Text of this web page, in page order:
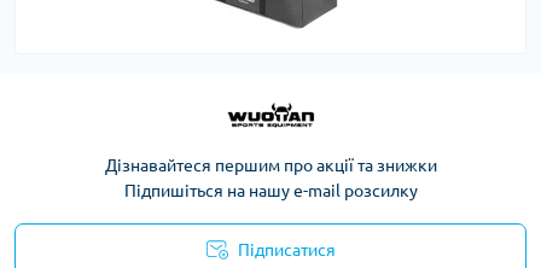
Дізнавайтеся першим про акції та знижки
Підпишіться на нашу e-mail розсилку
Підписатися